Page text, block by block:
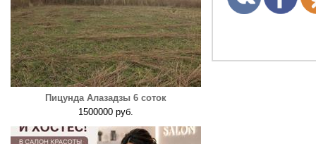
Пицунда Алазадзы 6 соток
1500000 руб.